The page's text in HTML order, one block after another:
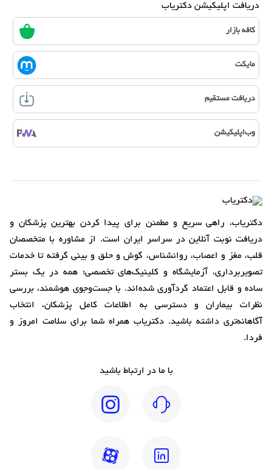
دریافت اپلیکیشن دکتریاب
کافه بازار
مایکت
دریافت مستقیم
وب‌اپلیکیشن
دکتریاب، راهی سریع و مطمئن برای پیدا کردن بهترین پزشکان و
دریافت نوبت آنلاین در سراسر ایران است. از مشاوره با متخصصان
قلب، مغز و اعصاب، روانشناس، گوش و حلق و بینی گرفته تا خدمات
تصویربرداری، آزمایشگاه و کلینیک‌های تخصصی؛ همه در یک بستر
ساده و قابل اعتماد گردآوری شده‌اند. با جست‌وجوی هوشمند، بررسی
نظرات بیماران و دسترسی به اطلاعات کامل پزشکان، انتخاب
آگاهانه‌تری داشته باشید. دکتریاب همراه شما برای سلامت امروز و
فردا.
با ما در ارتباط باشید